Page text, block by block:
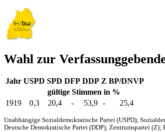
Wahl zur
Jahr USPD SPD DFP DDP Z BP/DNVP
gültige Stimmen in %
1919
0,3 20,4 - 53,9 - 25,4
Unabhängige Sozialdemokratische Partei (USPD);
Deutsche Demokratische Partei (DDP); Zentrumspartei